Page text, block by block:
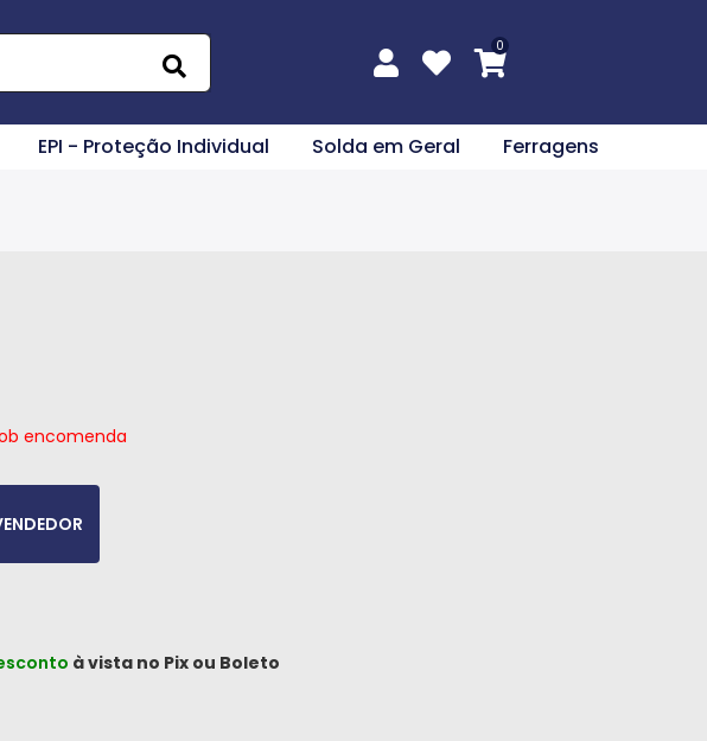
EPI - Proteção Individual Solda em Geral Ferragens
encomenda
à vista no Pix ou Boleto